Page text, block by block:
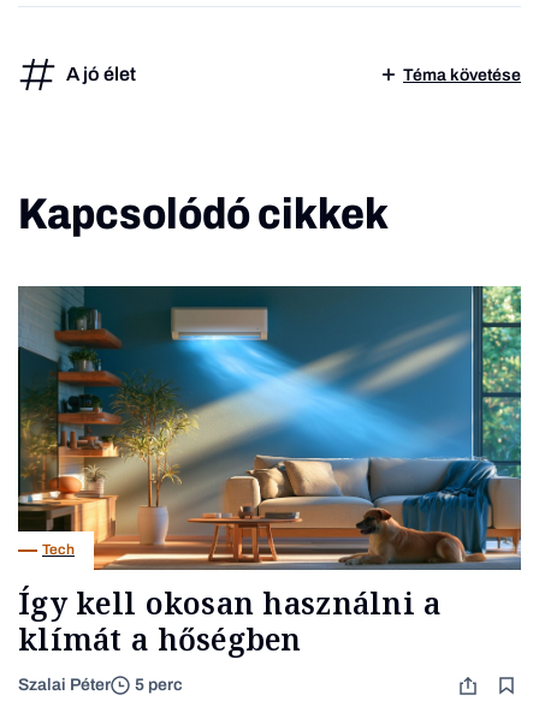
A jó élet Téma követése
Kapcsolódó cikkek
Tech
Így kell okosan használni a
klímát a hőségben
Szalai Péter 5 perc